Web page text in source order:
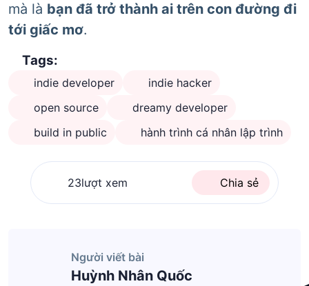
mà là bạn đã trở thành ai trên con đường đi
tới giấc mơ.
Tags:
indie developer
indie hacker
open source
dreamy developer
build in public
hành trình cá nhân lập trình
23lượt xem Chia sẻ
Người viết bài
Huỳnh Nhân Quốc